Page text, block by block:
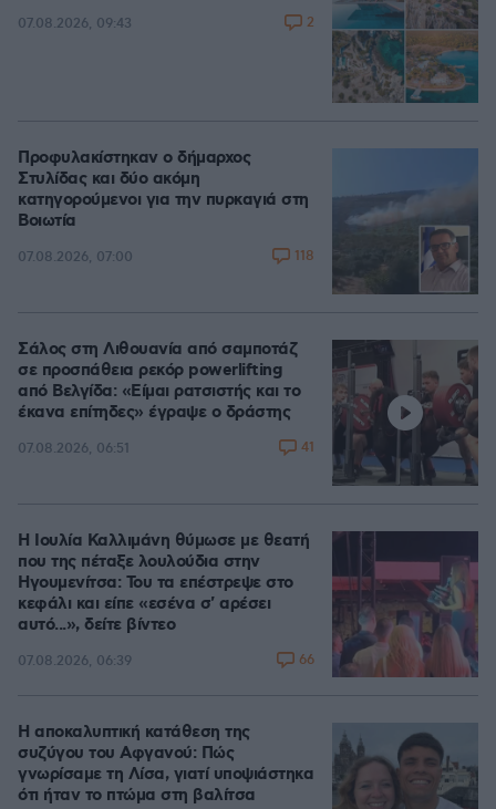
07.08.2026, 09:43 2
Προφυλακίστηκαν ο δήμαρχος
Στυλίδας και δύο ακόμη
κατηγορούμενοι για την πυρκαγιά στη
Βοιωτία
07.08.2026, 07:00 118
Σάλος στη Λιθουανία από σαμποτάζ
σε προσπάθεια ρεκόρ powerlifting
από Βελγίδα: «Είμαι ρατσιστής και το
έκανα επίτηδες» έγραψε ο δράστης
07.08.2026, 06:51 41
Η Ιουλία Καλλιμάνη θύμωσε με θεατή
που της πέταξε λουλούδια στην
Ηγουμενίτσα: Του τα επέστρεψε στο
κεφάλι και είπε «εσένα σ' αρέσει
αυτό...», δείτε βίντεο
07.08.2026, 06:39 66
Η αποκαλυπτική κατάθεση της
συζύγου του Αφγανού: Πώς
γνωρίσαμε τη Λίσα, γιατί υποψιάστηκα
ότι ήταν το πτώμα στη βαλίτσα